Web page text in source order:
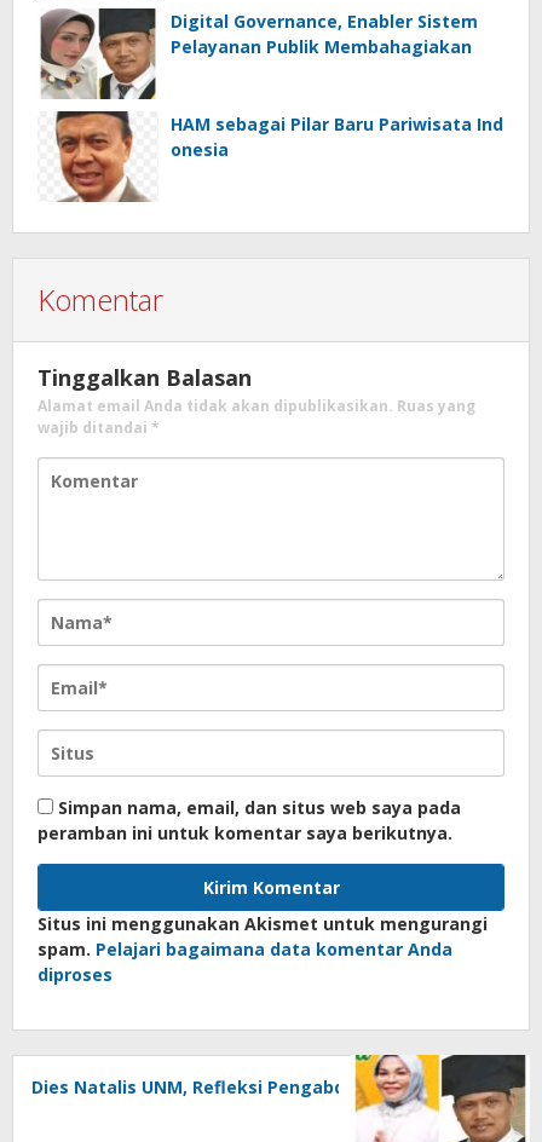
Digital Governance, Enabler Sistem
Pelayanan Publik Membahagiakan
HAM sebagai Pilar Baru Pariwisata Ind
onesia
Komentar
Tinggalkan Balasan
Alamat email Anda tidak akan dipublikasikan. Ruas yang
wajib ditandai *
Simpan nama, email, dan situs web saya pada
peramban ini untuk komentar saya berikutnya.
Situs ini menggunakan Akismet untuk mengurangi
spam. Pelajari bagaimana data komentar Anda
diproses
Dies Natalis UNM, Refleksi Pengabdian Untuk Negeri